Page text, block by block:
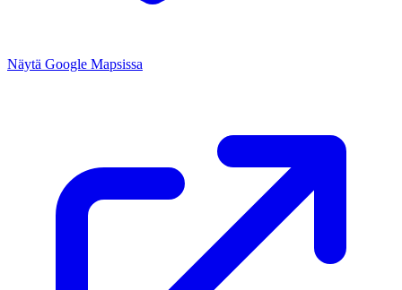
Näytä Google Mapsissa